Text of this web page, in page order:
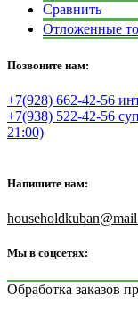
Сравнить
Отложенные
Позвоните нам:
+7(928) 662-42-56
+7(938) 522-42-56
21:00)
Напишите нам:
Мы в соцсетях:
Обработка заказов